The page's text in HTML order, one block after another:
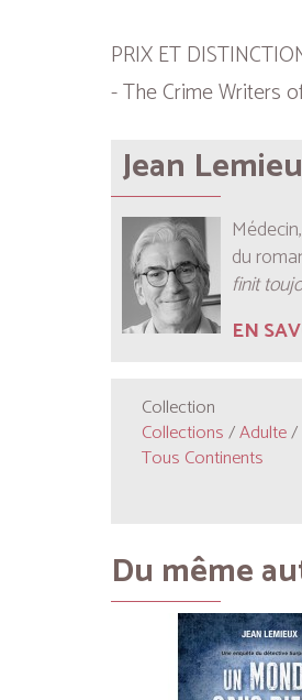
PRIX ET
- The Crime Writers
Jean
du
finit
EN
Collection
Collections/Adulte/
Tous Continents
Du même